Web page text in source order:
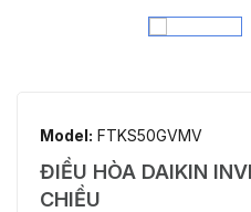
Model: FTKS50GVMV
ĐIỀU HÒA DAIKIN
CHIỀU